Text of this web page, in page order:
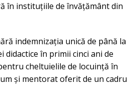
în instituțiile de învățământ din
indemnizația unică de până la
didactice în primii cinci ani de
cheltuielile de locuință în
și mentorat oferit de un cadru